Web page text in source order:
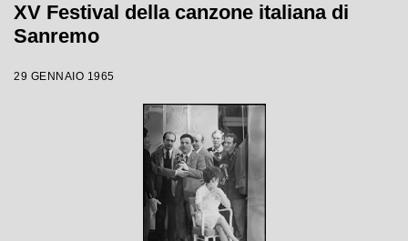
XV Festival della canzone italiana di
Sanremo
29 GENNAIO 1965